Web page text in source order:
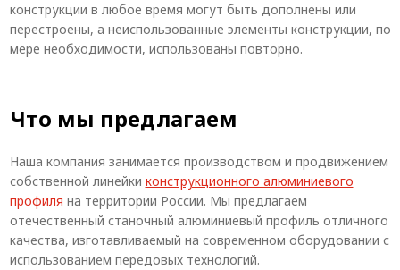
конструкции в любое время могут быть дополнены или
перестроены, а неиспользованные элементы конструкции, по
мере необходимости, использованы повторно.
Что мы предлагаем
Наша компания занимается производством и продвижением
собственной линейки конструкционного алюминиевого
профиля на территории России. Мы предлагаем
отечественный станочный алюминиевый профиль отличного
качества, изготавливаемый на современном оборудовании с
использованием передовых технологий.